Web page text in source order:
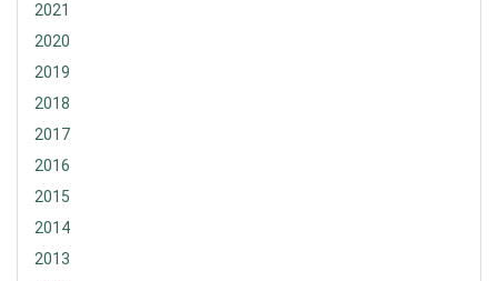
2021
2020
2019
2018
2017
2016
2015
2014
2013